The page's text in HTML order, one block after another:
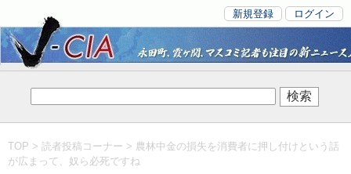
新規登録 ログイン
TOP > 読者投稿コーナー > 農林中金の損失を消費者に押し付けという話
が広まって、奴ら必死ですね